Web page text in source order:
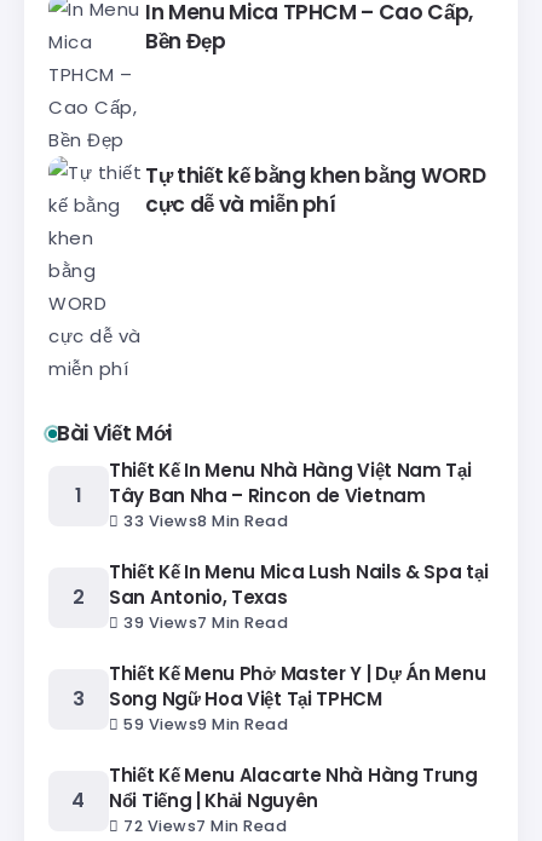
In Menu Mica TPHCM – Cao Cấp,
Bền Đẹp
Tự thiết kế bằng khen bằng WORD
cực dễ và miễn phí
Bài Viết Mới
Thiết Kế In Menu Nhà Hàng Việt Nam Tại
Tây Ban Nha – Rincon de Vietnam
33 Views8 Min Read
Thiết Kế In Menu Mica Lush Nails & Spa tại
San Antonio, Texas
39 Views7 Min Read
Thiết Kế Menu Phở Master Y | Dự Án Menu
Song Ngữ Hoa Việt Tại TPHCM
59 Views9 Min Read
Thiết Kế Menu Alacarte Nhà Hàng Trung
Nổi Tiếng | Khải Nguyên
72 Views7 Min Read